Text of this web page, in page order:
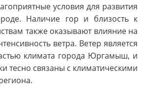
условия для развития
Наличие гор и близость к
также оказывают влияние на
ветра. Ветер является
климата города Юргамыш, и
тесно связаны с климатическими